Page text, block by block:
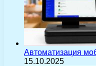
Автоматизация
15.10.2025